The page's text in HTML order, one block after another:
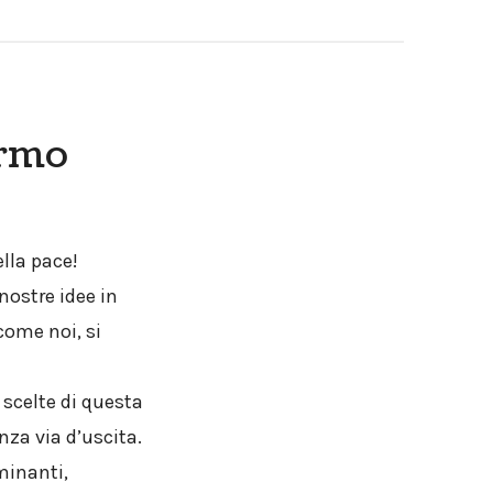
pace!
idee in
noi, si
di questa
via d’uscita.